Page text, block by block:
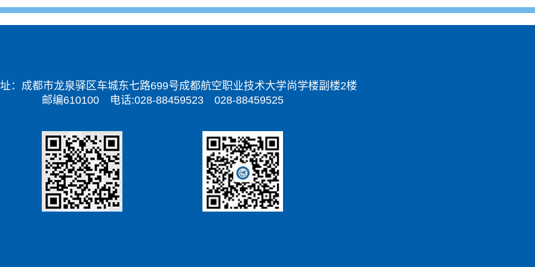
：成都市龙泉驿区车城东七路699号成都航空职业技术大学尚学楼副楼2楼
邮编610100 电话:028-88459523 028-88459525